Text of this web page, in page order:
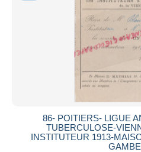
86- POITIERS- LIGUE
TUBERCULOSE-
INSTITUTEUR 1913-